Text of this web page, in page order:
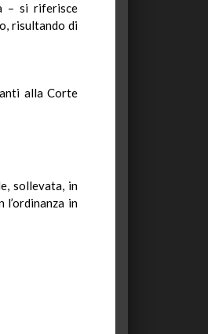
– si riferisce
risultando di
alla Corte
sollevata, in
in